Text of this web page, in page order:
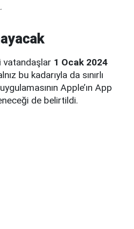
vatandaşlar 1 Ocak 2024
bu kadarıyla da sınırlı
Apple’ın App
de belirtildi.